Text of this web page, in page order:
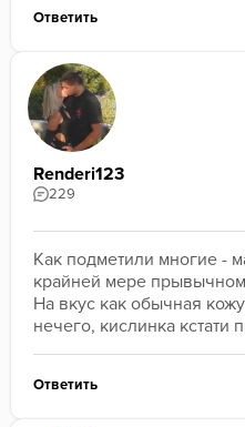
Ответить
Renderi123
229
Как подметили многие -
крайней мере
На вкус как обычная
нечего, кислинка кстати
Ответить